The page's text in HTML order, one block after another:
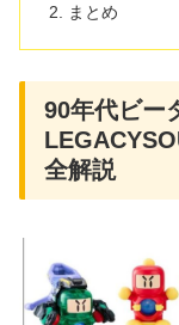
まとめ
90年代ビー
全解説